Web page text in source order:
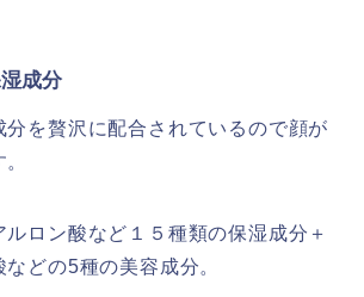
成分
分を贅沢に配合されているので顔が
ルロン酸など１５種類の保湿成分＋
どの5種の美容成分。